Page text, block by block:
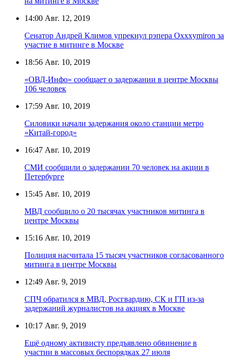
14:00 Авг. 12, 2019
Сенатор Андрей Климов упрекнул рэпера Oxxxymiron за
участие в митинге в Москве
18:56 Авг. 10, 2019
«ОВД-Инфо» сообщает о задержании в центре Москвы
106 человек
17:59 Авг. 10, 2019
Силовики начали задержания около станции метро
«Китай-город»
16:47 Авг. 10, 2019
СМИ сообщили о задержании 70 человек на акции в
Петербурге
15:45 Авг. 10, 2019
МВД сообщило о 20 тысячах участников митинга в
центре Москвы
15:16 Авг. 10, 2019
Полиция насчитала 15 тысяч участников согласованного
митинга в центре Москвы
12:49 Авг. 9, 2019
СПЧ обратился в МВД, Росгвардию, СК и ГП из-за
задержаний журналистов на акциях в Москве
10:17 Авг. 9, 2019
Ещё одному активисту предъявлено обвинение в
участии в массовых беспорядках 27 июля